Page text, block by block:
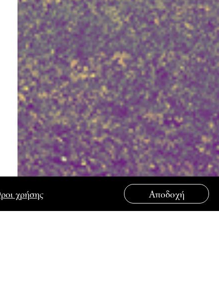
χρήσης Αποδοχή